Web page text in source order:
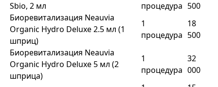
Sbio, 2 мл
процедура 500
Биоревитализация Neauvia
Organic Hydro Deluxe 2.5 мл (1
шприц)
1
процедура
18
500
Биоревитализация Neauvia
Organic Hydro Deluxe 5 мл (2
шприца)
1
процедура
32
000